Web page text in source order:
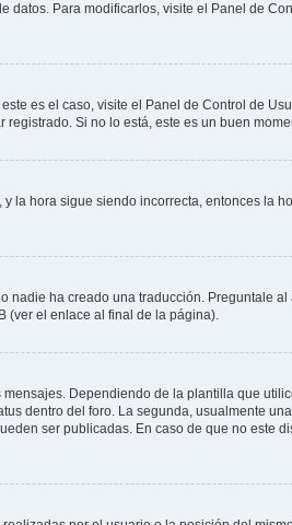
Para modificarlos, visite el Panel de
es el caso, visite el Panel de Control de
Si no lo está, este es un buen
hora sigue siendo incorrecta, entonces la
ha creado una traducción. Preguntale
(ver el enlace al final de la página).
Dependiendo de la plantilla que
dentro del foro. La segunda, usualmente
ser publicadas. En caso de que no este